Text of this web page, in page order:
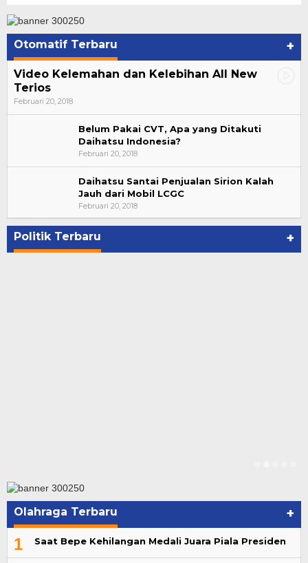
Otomatif Terbaru +
Video Kelemahan dan Kelebihan All New
Terios
Februari 20, 2018
Belum Pakai CVT, Apa yang Ditakuti
Daihatsu Indonesia?
Februari 20, 2018
Daihatsu Santai Penjualan Sirion Kalah
Jauh dari Mobil LCGC
Februari 20, 2018
Politik Terbaru +
Bupati Ahmad Hijazi, Hadiri Paripurna Hasil
Penetapan Paslon Bupati dan Wabup Te…
Di NASIONAL, POLITIK, REJANG LEBONG
Olahraga Terbaru +
1 Saat Bepe Kehilangan Medali Juara Piala Presiden